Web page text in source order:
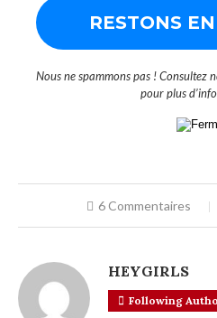
Nous ne spammons pas ! Consultez
pour plus
6 Commentaires
HEYGIRLS
Following